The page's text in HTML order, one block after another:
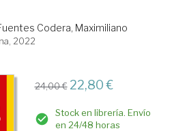
Codera, Maximiliano
2022
24,00 € 22,80 €
Stock en librería. Envío
en 24/48 horas